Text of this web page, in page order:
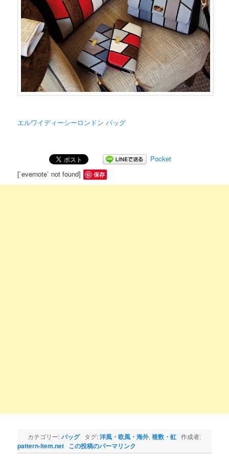
エルワイディーシーロンドン バッグ
Pocket
[`evernote` not found]
保存
カテゴリー:バッグタグ:洋風・欧風・海外,複数・虹 作成者:
pattern-item.net この投稿のパーマリンク